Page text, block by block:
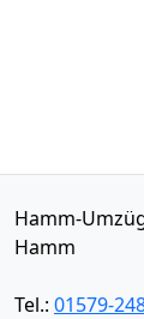
Hamm-
Hamm
Tel.: 01579-